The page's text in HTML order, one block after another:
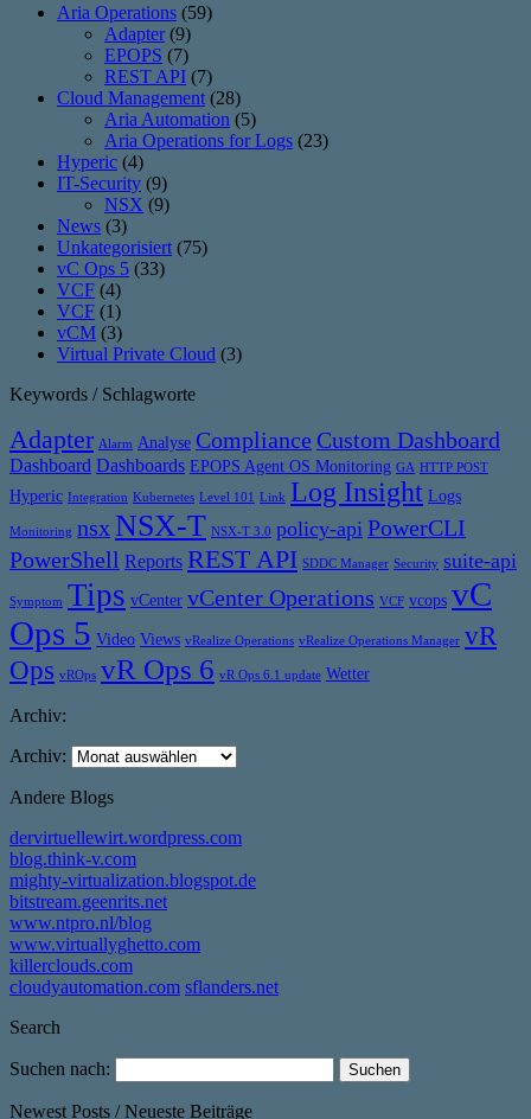
Aria Operations (59)
Adapter (9)
EPOPS (7)
REST API (7)
Cloud Management (28)
Aria Automation (5)
Aria Operations for Logs (23)
Hyperic (4)
IT-Security (9)
NSX (9)
News (3)
Unkategorisiert (75)
vC Ops 5 (33)
VCF (4)
VCF (1)
vCM (3)
Virtual Private Cloud (3)
Keywords / Schlagworte
Adapter Alarm Analyse Compliance Custom Dashboard
Dashboard Dashboards EPOPS Agent OS Monitoring GA HTTP POST
Hyperic Integration Kubernetes Level 101 Link Log Insight Logs
Monitoring nsx NSX-T NSX-T 3.0 policy-api PowerCLI
PowerShell Reports REST API SDDC Manager Security suite-api
Symptom Tips vCenter vCenter Operations VCF vcops vC
Ops 5 Video Views vRealize Operations vRealize Operations Manager vR
Ops vROps vR Ops 6 vR Ops 6.1 update Wetter
Archiv:
Archiv:
Andere Blogs
dervirtuellewirt.wordpress.com
blog.think-v.com
mighty-virtualization.blogspot.de
bitstream.geenrits.net
www.ntpro.nl/blog
www.virtuallyghetto.com
killerclouds.com
cloudyautomation.com sflanders.net
Search
Suchen nach:
Newest Posts / Neueste Beiträge